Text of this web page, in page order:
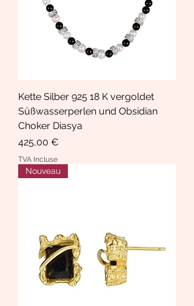
Kette Silber 925 18 K vergoldet
Süßwasserperlen und Obsidian
Choker Diasya
Prix
425,00 €
TVA Incluse
Nouveau